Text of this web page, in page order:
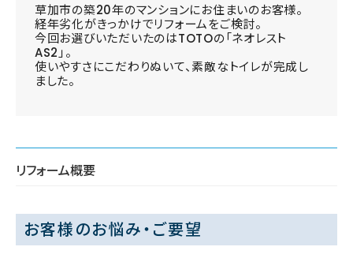
草加市の築20年のマンションにお住まいのお客様。
経年劣化がきっかけでリフォームをご検討。
今回お選びいただいたのはTOTOの「ネオレスト
AS2」。
使いやすさにこだわりぬいて、素敵なトイレが完成し
ました。
リフォーム概要
お客様のお悩み・ご要望